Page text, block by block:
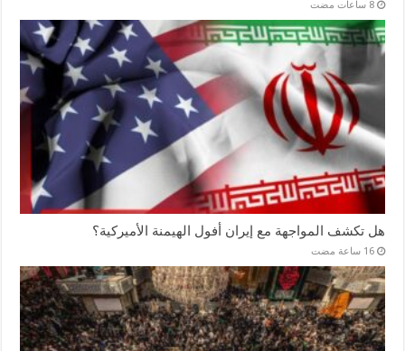
‏8 ساعات مضت
هل تكشف المواجهة مع إيران أفول الهيمنة الأميركية؟
‏16 ساعة مضت